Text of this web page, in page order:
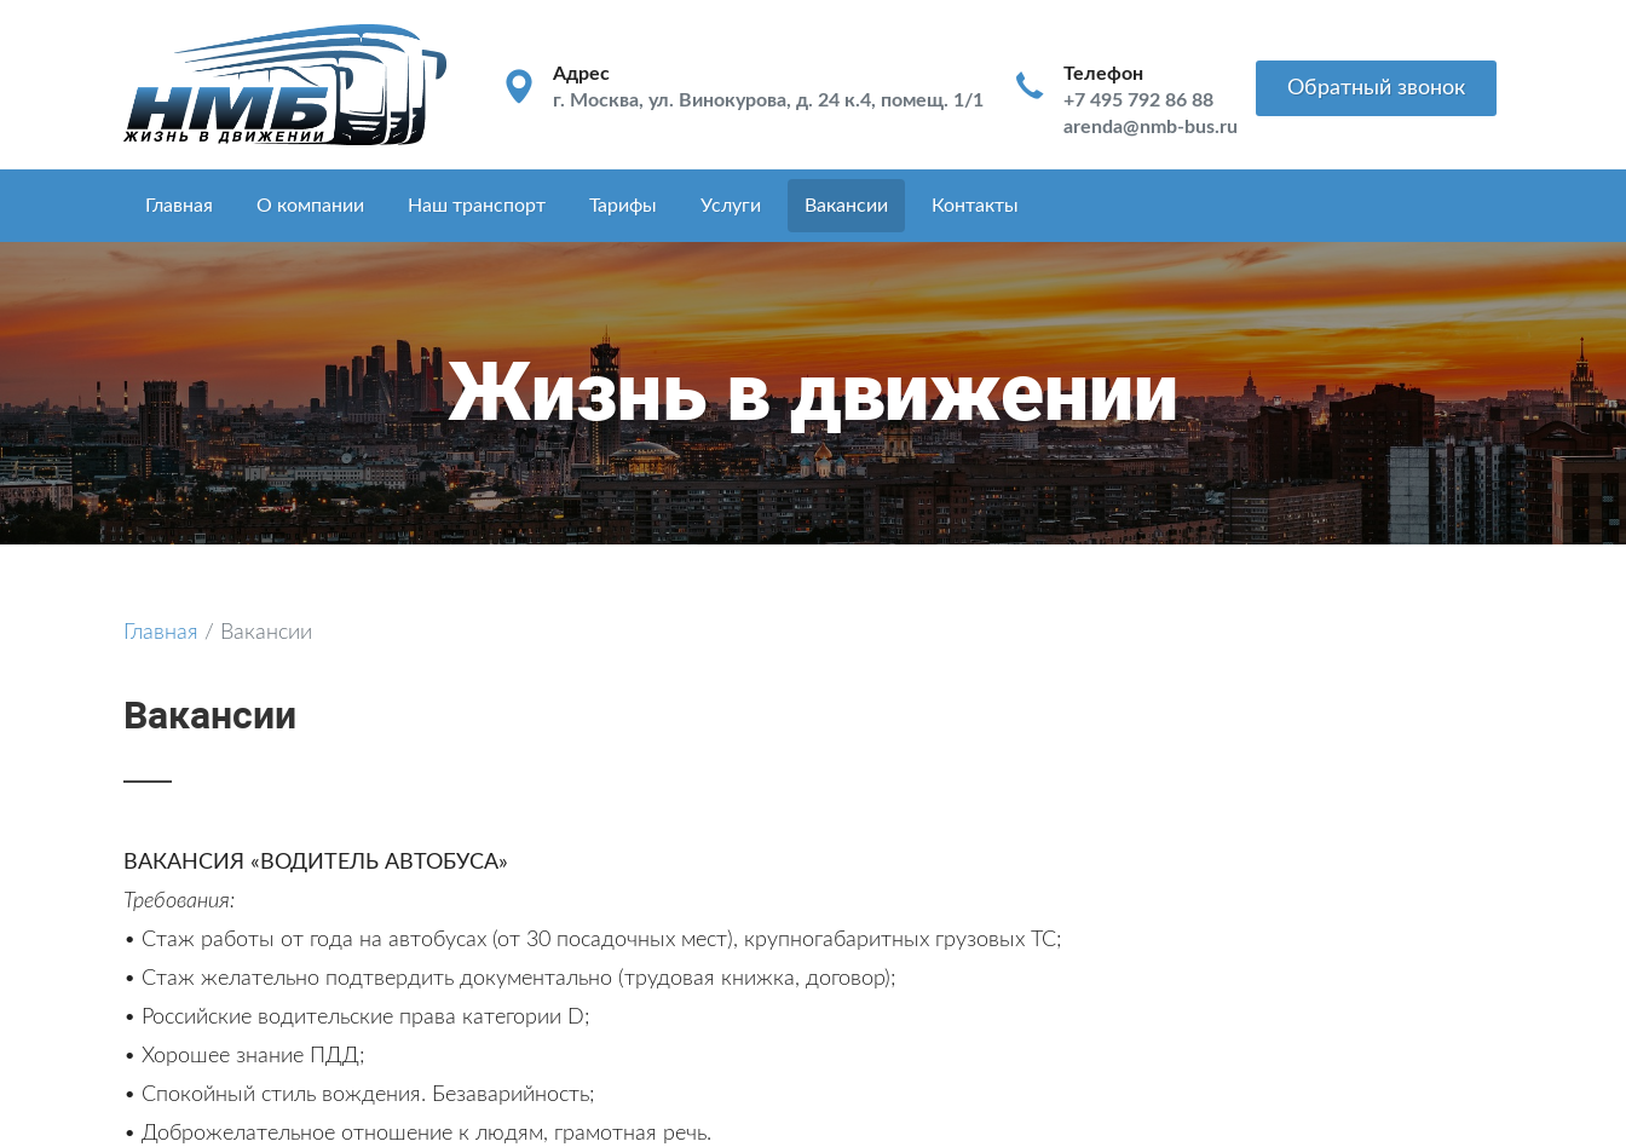
Обратный звонок
Адрес
г. Москва, ул. Винокурова, д. 24 к.4, помещ. 1/1
Телефон
+7 495 792 86 88
arenda@nmb-bus.ru
Главная О компании Наш транспорт Тарифы Услуги Вакансии Контакты
Жизнь в движении
Главная / Вакансии
Вакансии
ВАКАНСИЯ «ВОДИТЕЛЬ АВТОБУСА»
Требования:
• Стаж работы от года на автобусах (от 30 посадочных мест), крупногабаритных грузовых ТС;
• Стаж желательно подтвердить документально (трудовая книжка, договор);
• Российские водительские права категории D;
• Хорошее знание ПДД;
• Спокойный стиль вождения. Безаварийность;
• Доброжелательное отношение к людям, грамотная речь.